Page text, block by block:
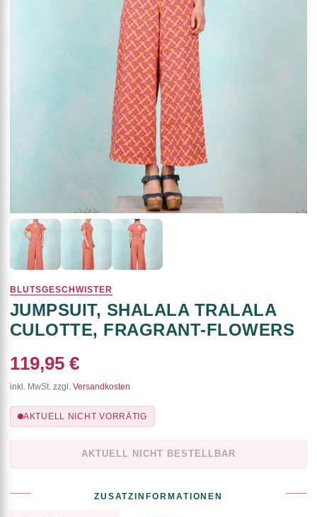
BLUTSGESCHWISTER
JUMPSUIT, SHALALA TRALALA
CULOTTE, FRAGRANT-FLOWERS
119,95 €
inkl. MwSt. zzgl. Versandkosten
AKTUELL NICHT VORRÄTIG
AKTUELL NICHT BESTELLBAR
ZUSATZINFORMATIONEN